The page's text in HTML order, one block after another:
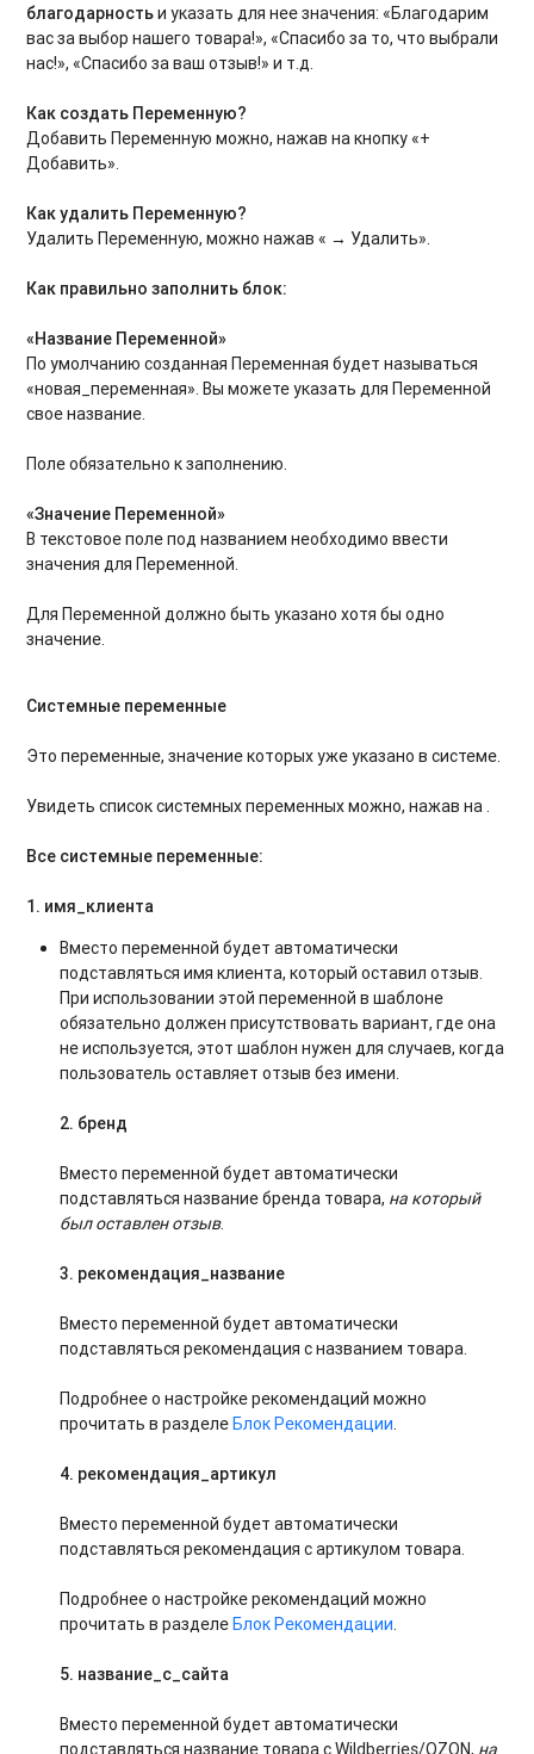
благодарностьи указать для нее значения: «Благодарим
вас за выбор нашего товара!», «Спасибо за то, что выбрали
нас!», «Спасибо за ваш отзыв!» и т.д.
Как создать Переменную?
Добавить Переменную можно, нажав на кнопку «+
Добавить».
Как удалить Переменную?
Удалить Переменную, можно нажав « → Удалить».
Как правильно заполнить блок:
«Название Переменной»
По умолчанию созданная Переменная будет называться
«новая_переменная». Вы можете указать для Переменной
свое название.
Поле обязательно к заполнению.
«Значение Переменной»
В текстовое поле под названием необходимо ввести
значения для Переменной.
Для Переменной должно быть указано хотя бы одно
значение.
Системные переменные
Это переменные, значение которых уже указано в системе.
Увидеть список системных переменных можно, нажав на .
Все системные переменные:
1. имя_клиента
Вместо переменной будет автоматически
подставляться имя клиента, который оставил отзыв.
При использовании этой переменной в шаблоне
обязательно должен присутствовать вариант, где она
не используется, этот шаблон нужен для случаев, когда
пользователь оставляет отзыв без имени.
2. бренд
Вместо переменной будет автоматически
подставляться название бренда товара, на который
был оставлен отзыв.
3. рекомендация_название
Вместо переменной будет автоматически
подставляться рекомендация с названием товара.
Подробнее о настройке рекомендаций можно
прочитать в разделеБлок Рекомендации.
4. рекомендация_артикул
Вместо переменной будет автоматически
подставляться рекомендация с артикулом товара.
Подробнее о настройке рекомендаций можно
прочитать в разделеБлок Рекомендации.
5. название_с_сайта
Вместо переменной будет автоматически
подставляться название товара с Wildberries/OZON, на